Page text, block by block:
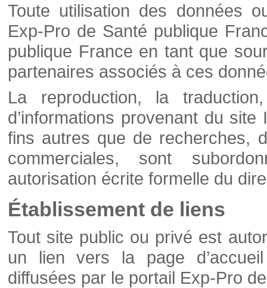
Toute utilisation des données
Exp-Pro de Santé publique
publique France en tant que
partenaires associés à ces
La reproduction, la
d’informations provenant du
fins autres que de recherches,
commerciales, sont
autorisation écrite formelle du
Établissement de liens
Tout site public ou privé est
un lien vers la page
diffusées par le portail Exp-Pro